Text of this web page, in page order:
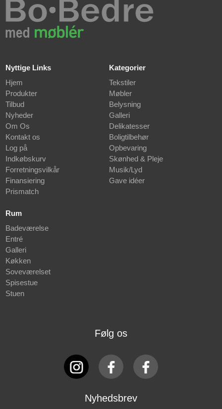
Nyttige Links
Hjem
Produkter
Tilbud
Nyheder
Om Os
Kontakt os
Log på
Indkøbskurv
Forretningsvilkår
Finansiering
Prismatch
Kategorier
Tekstiler
Møbler
Belysning
Galleri
Delikatesser
Boligtilbehør
Opbevaring
Skønhed & Pleje
Musik/Lyd
Gave idéer
Rum
Badeværelse
Entré
Galleri
Køkken
Soveværelset
Spisestue
Stuen
Følg os
Nyhedsbrev